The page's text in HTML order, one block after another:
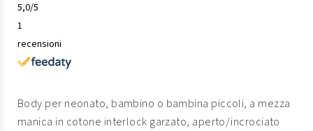
5,0/5
1
recensioni
Body per neonato, bambino o bambina piccoli, a mezza
manica in cotone interlock garzato, aperto/incrociato